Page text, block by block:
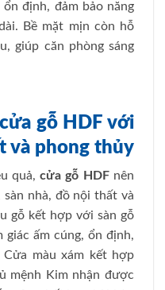
định, đảm bảo năng
Bề mặt mịn còn hỗ
giúp căn phòng sáng
gỗ HDF với
và phong thủy
quả,cửa gỗ HDFnên
nhà, đồ nội thất và
gỗ kết hợp với sàn gỗ
giác ấm cúng, ổn định,
màu xám kết hợp
mệnh Kim nhận được